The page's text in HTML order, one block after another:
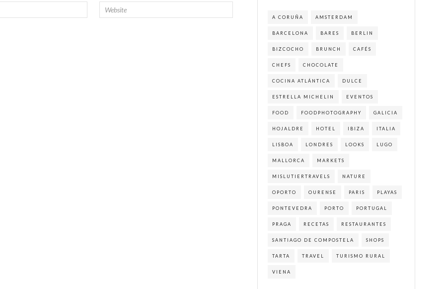
A CORUÑA AMSTERDAM
BARCELONA BARES BERLIN
BIZCOCHO BRUNCH CAFÉS
CHEFS CHOCOLATE
COCINA ATLÁNTICA DULCE
ESTRELLA MICHELIN EVENTOS
FOOD FOODPHOTOGRAPHY GALICIA
HOJALDRE HOTEL IBIZA ITALIA
LISBOA LONDRES LOOKS LUGO
MALLORCA MARKETS
MISLUTIERTRAVELS NATURE
OPORTO OURENSE PARIS PLAYAS
PONTEVEDRA PORTO PORTUGAL
PRAGA RECETAS RESTAURANTES
SANTIAGO DE COMPOSTELA SHOPS
TARTA TRAVEL TURISMO RURAL
VIENA